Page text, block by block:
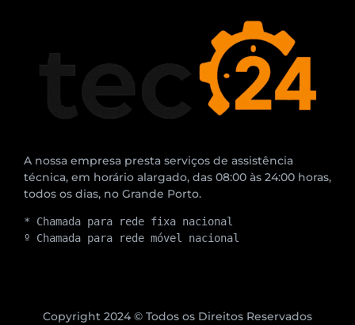
A nossa empresa presta serviços de assistência
técnica, em horário alargado, das 08:00 às 24:00 horas,
todos os dias, no Grande Porto.
* Chamada para rede fixa nacional
º Chamada para rede móvel nacional
Copyright 2024 © Todos os Direitos Reservados